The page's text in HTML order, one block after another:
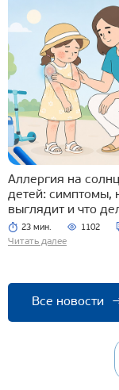
Аллергия на
детей: симптомы,
выглядит и что
23 мин. 1102
Читать далее
Все новости